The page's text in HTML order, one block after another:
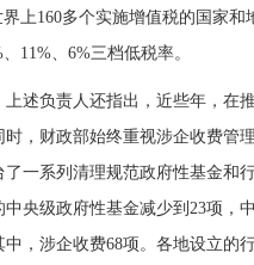
上160多个实施增值税的国家和
11%、6%三档低税率。
负责人还指出，近些年，在推
时，财政部始终重视涉企收费管
了一系列清理规范政府性基金和
中央级政府性基金减少到23项，
中，涉企收费68项。各地设立的